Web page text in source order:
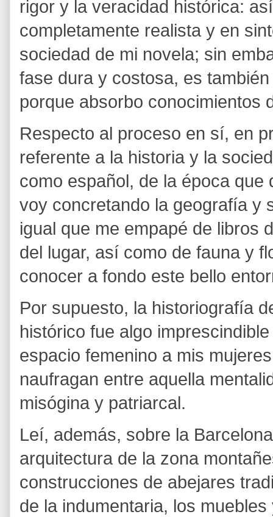
rigor y la veracidad histórica:
completamente realista y en
sociedad de mi novela; sin
fase dura y costosa, es
porque absorbo conocimientos
Respecto al proceso en sí, en
referente a la historia y la
como español, de la época que
voy concretando la geografía y
igual que me empapé de libros
del lugar, así como de fauna y
conocer a fondo este bello
Por supuesto, la historiografía
histórico fue algo
espacio femenino a mis
naufragan entre aquella
misógina y patriarcal.
Leí, además, sobre la
arquitectura de la zona
construcciones de abejares
de la indumentaria, los